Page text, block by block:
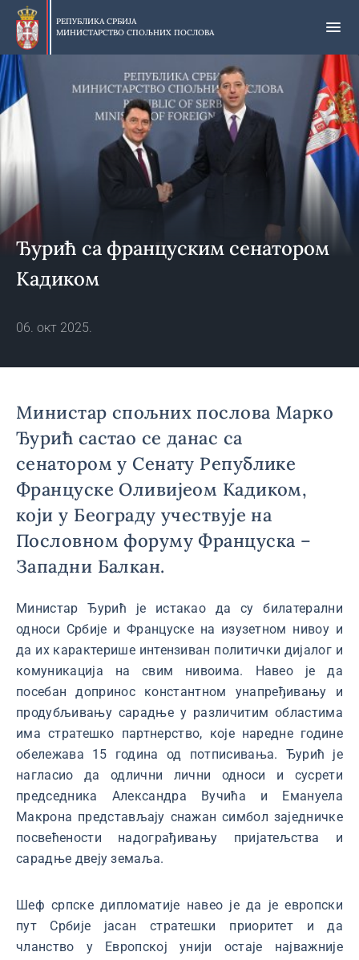
Прескочи
главни
део
садржаја
РЕПУБЛИКА СРБИЈА
МИНИСТАРСТВО СПОЉНИХ ПОСЛОВА
Ђурић са француским сенатором
Кадиком
06. окт 2025.
Министар спољних послова Марко
Ђурић састао се данас са
сенатором у Сенату Републике
Француске Оливијеом Кадиком,
који у Београду учествује на
Пословном форуму Француска –
Западни Балкан.
Министар Ђурић је истакао да су билатерални
односи Србије и Француске на изузетном нивоу и
да их карактерише интензиван политички дијалог и
комуникација на свим нивоима. Навео је да
посебан допринос константном унапређивању и
продубљивању сарадње у различитим областима
има стратешко партнерство, које наредне године
обележава 15 година од потписивања. Ђурић је
нагласио да одлични лични односи и сусрети
председника Александра Вучића и Емануела
Макрона представљају снажан симбол заједничке
посвећености надограђивању пријатељства и
сарадње двеју земаља.
Шеф српске дипломатије навео је да је европски
пут Србије јасан стратешки приоритет и да
чланство у Европској унији остаје најважније